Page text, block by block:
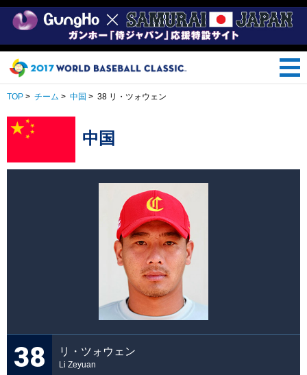
TOP > チーム > 中国 > 38 リ・ツォウェン
中国
38 リ・ツォウェン
Li Zeyuan